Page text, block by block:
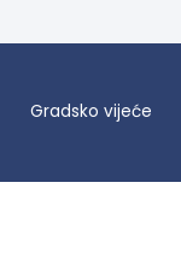
Gradsko vijeće